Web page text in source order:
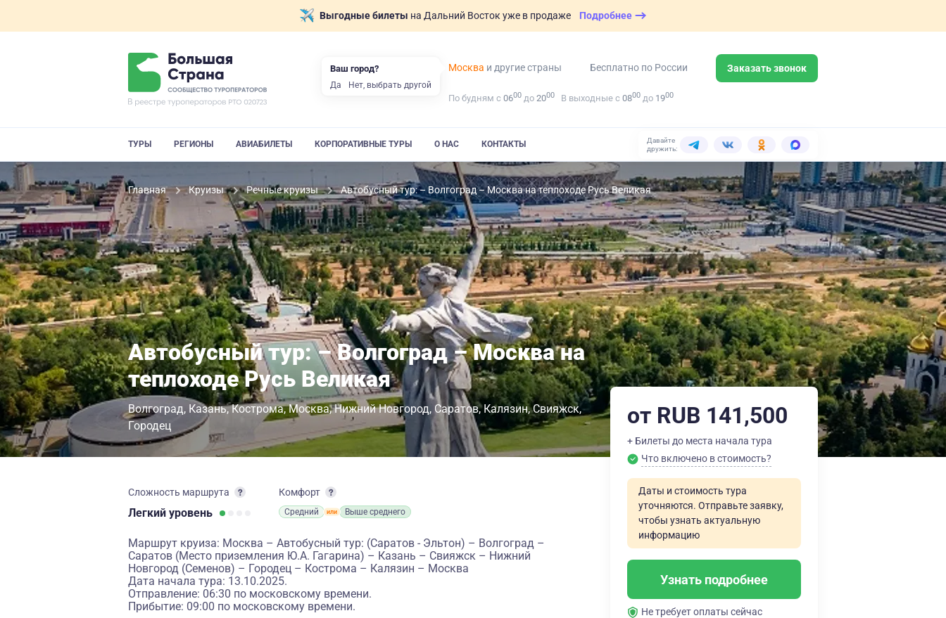
Выгодные билеты на Дальний Восток уже в продаже Подробнее
Москва и другие страны Бесплатно по России Заказать звонок
По будням с 0600 до 2000 В выходные с 0800 до 1900
ТУРЫ РЕГИОНЫ АВИАБИЛЕТЫ КОРПОРАТИВНЫЕ ТУРЫ О НАС КОНТАКТЫ
Давайте
дружить:
Главная Круизы Речные круизы Автобусный тур: – Волгоград – Москва на теплоходе Русь Великая
Автобусный тур: – Волгоград – Москва на
теплоходе Русь Великая
Волгоград Казань Кострома Москва Нижний Новгород Саратов Калязин Свияжск
Городец
Сложность маршрута
Легкий уровень
Комфорт
Средний Выше среднего
Маршрут круиза: Москва – Автобусный тур: (Саратов - Эльтон) – Волгоград –
Саратов (Место приземления Ю.А. Гагарина) – Казань – Свияжск – Нижний
Новгород (Семенов) – Городец – Кострома – Калязин – Москва
Дата начала тура: 13.10.2025.
Отправление: 06:30 по московскому времени.
Прибытие: 09:00 по московскому времени.
от RUB 141,500
+ Билеты до места начала тура
Что включено в стоимость?
Даты и стоимость тура
уточняются. Отправьте заявку,
чтобы узнать актуальную
информацию
Узнать подробнее
Не требует оплаты сейчас
Ваш город?
Да Нет, выбрать другой